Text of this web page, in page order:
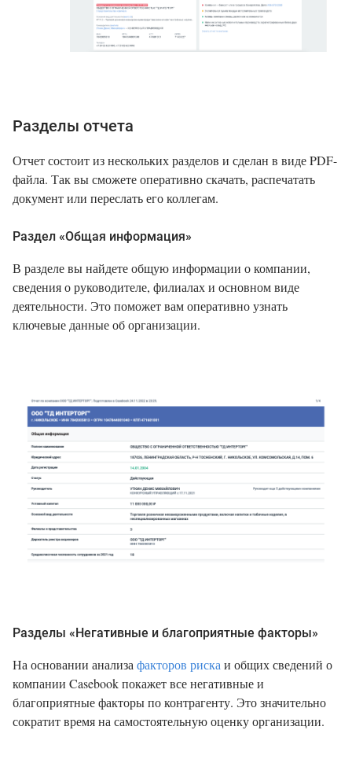
Разделы отчета
Отчет состоит из нескольких разделов и сделан в виде PDF-
файла. Так вы сможете оперативно скачать, распечатать
документ или переслать его коллегам.
Раздел «Общая информация»
В разделе вы найдете общую информации о компании,
сведения о руководителе, филиалах и основном виде
деятельности. Это поможет вам оперативно узнать
ключевые данные об организации.
Разделы «Негативные и благоприятные факторы»
На основании анализа факторов риска и общих сведений о
компании Casebook покажет все негативные и
благоприятные факторы по контрагенту. Это значительно
сократит время на самостоятельную оценку организации.